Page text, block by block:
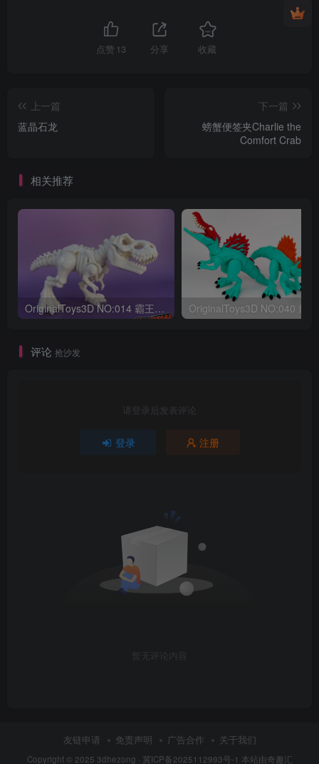
点赞 13 分享 收藏
上一篇
蓝晶石龙
下一篇
螃蟹便签夹Charlie the
Comfort Crab
相关推荐
OriginalToys3D NO:014 霸王龙骨架
评论 抢沙发
请登录后发表评论
登录 注册
暂无评论内容
友链申请 免责声明 广告合作 关于我们
Copyright © 2025 3dhezong · 冀ICP备2025112993号-1 本站由奇趣汇